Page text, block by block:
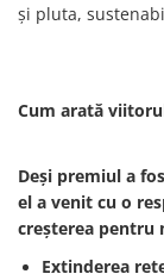
și pluta,
Cum arată
Deși premiul a
el a venit cu o
creșterea pentru
Extinderea